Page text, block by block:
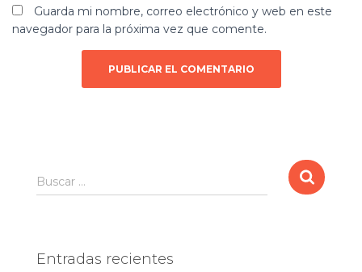
Guarda mi nombre, correo electrónico y web en este
navegador para la próxima vez que comente.
B
u
r
Buscar …
Entradas recientes